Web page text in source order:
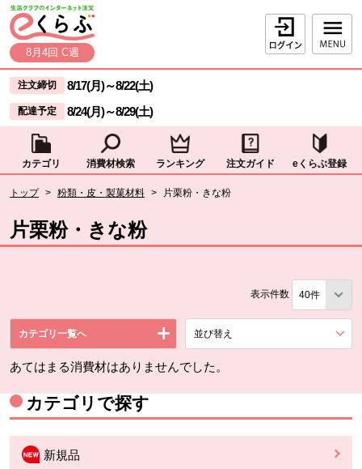
ページの先頭です。
本文へジャンプする。
8月4回 C週
ログイン
ここからサイト内共通メニューです。
サイト内共通メニューをスキップする
注文締切 8/17(月)～8/22(土)
配達予定 8/24(月)～8/29(土)
カテゴリ 消費材検索 ランキング 注文ガイド eくらぶ登録
トップ > 粉類・皮・製菓材料 > 片栗粉・きな粉
片栗粉・きな粉
表示件数
カテゴリ一覧へ 並び替え
あてはまる消費材はありませんでした。
カテゴリで探す
新規品